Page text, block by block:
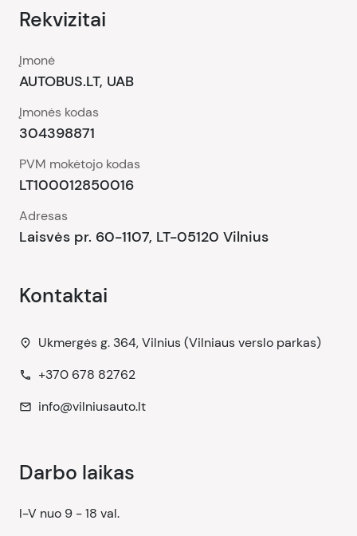
Rekvizitai
Įmonė
AUTOBUS.LT, UAB
Įmonės kodas
304398871
PVM mokėtojo kodas
LT100012850016
Adresas
Laisvės pr. 60-1107, LT-05120 Vilnius
Kontaktai
place Ukmergės g. 364, Vilnius (Vilniaus verslo parkas)
phone +370 678 82762
mail info@vilniusauto.lt
Darbo laikas
I-V nuo 9 - 18 val.